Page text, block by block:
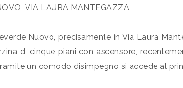
 VIA LAURA MANTEGAZZA
Nuovo, precisamente in Via Laura
di cinque piani con ascensore,
un comodo disimpegno si accede al